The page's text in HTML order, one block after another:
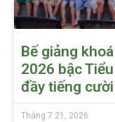
Bế giảng
2026 bậc
đầy tiếng
Tháng 7 21, 2026